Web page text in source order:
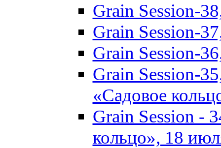
Grain Session-
Grain Session-
Grain Session-
Grain Session-
«Садовое
Grain Session -
кольцо», 18